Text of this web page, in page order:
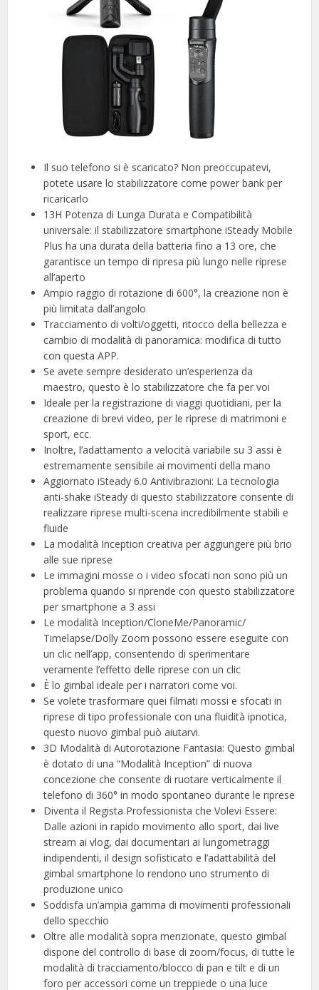
Il suo telefono si è scaricato? Non preoccupatevi,
potete usare lo stabilizzatore come power bank per
ricaricarlo
13H Potenza di Lunga Durata e Compatibilità
universale: il stabilizzatore smartphone iSteady Mobile
Plus ha una durata della batteria fino a 13 ore, che
garantisce un tempo di ripresa più lungo nelle riprese
all’aperto
Ampio raggio di rotazione di 600°, la creazione non è
più limitata dall’angolo
Tracciamento di volti/oggetti, ritocco della bellezza e
cambio di modalità di panoramica: modifica di tutto
con questa APP.
Se avete sempre desiderato un’esperienza da
maestro, questo è lo stabilizzatore che fa per voi
Ideale per la registrazione di viaggi quotidiani, per la
creazione di brevi video, per le riprese di matrimoni e
sport, ecc.
Inoltre, l’adattamento a velocità variabile su 3 assi è
estremamente sensibile ai movimenti della mano
Aggiornato iSteady 6.0 Antivibrazioni: La tecnologia
anti-shake iSteady di questo stabilizzatore consente di
realizzare riprese multi-scena incredibilmente stabili e
fluide
La modalità Inception creativa per aggiungere più brio
alle sue riprese
Le immagini mosse o i video sfocati non sono più un
problema quando si riprende con questo stabilizzatore
per smartphone a 3 assi
Le modalità Inception/CloneMe/Panoramic/
Timelapse/Dolly Zoom possono essere eseguite con
un clic nell’app, consentendo di sperimentare
veramente l’effetto delle riprese con un clic
È lo gimbal ideale per i narratori come voi.
Se volete trasformare quei filmati mossi e sfocati in
riprese di tipo professionale con una fluidità ipnotica,
questo nuovo gimbal può aiutarvi.
3D Modalità di Autorotazione Fantasia: Questo gimbal
è dotato di una “Modalità Inception” di nuova
concezione che consente di ruotare verticalmente il
telefono di 360° in modo spontaneo durante le riprese
Diventa il Regista Professionista che Volevi Essere:
Dalle azioni in rapido movimento allo sport, dai live
stream ai vlog, dai documentari ai lungometraggi
indipendenti, il design sofisticato e l’adattabilità del
gimbal smartphone lo rendono uno strumento di
produzione unico
Soddisfa un’ampia gamma di movimenti professionali
dello specchio
Oltre alle modalità sopra menzionate, questo gimbal
dispone del controllo di base di zoom/focus, di tutte le
modalità di tracciamento/blocco di pan e tilt e di un
foro per accessori come un treppiede o una luce